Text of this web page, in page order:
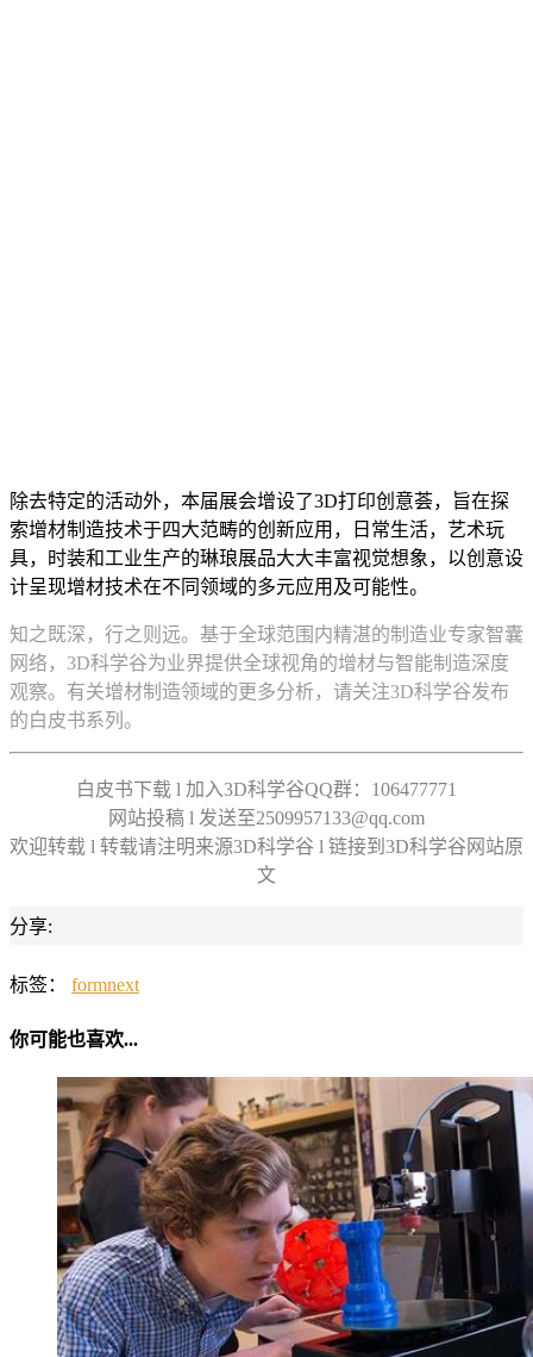
除去特定的活动外，本届展会增设了3D打印创意荟，旨在探
索增材制造技术于四大范畴的创新应用，日常生活，艺术玩
具，时装和工业生产的琳琅展品大大丰富视觉想象，以创意设
计呈现增材技术在不同领域的多元应用及可能性。
知之既深，行之则远。基于全球范围内精湛的制造业专家智囊
网络，3D科学谷为业界提供全球视角的增材与智能制造深度
观察。有关增材制造领域的更多分析，请关注3D科学谷发布
的白皮书系列。
白皮书下载 l 加入3D科学谷QQ群：106477771
网站投稿 l 发送至2509957133@qq.com
欢迎转载 l 转载请注明来源3D科学谷 l 链接到3D科学谷网站原
文
分享:
标签： formnext
你可能也喜欢...